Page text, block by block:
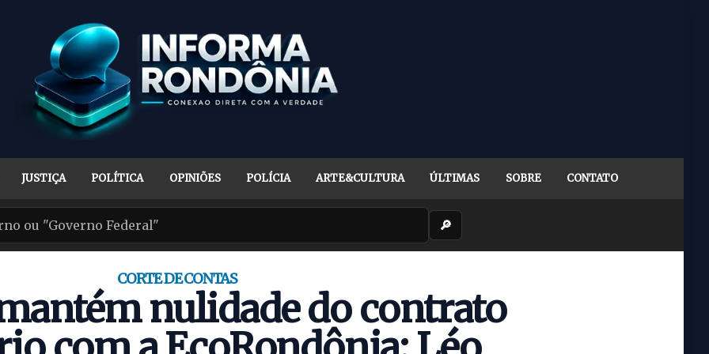
JUSTIÇA POLÍTICA OPINIÕES POLÍCIA ARTE&CULTURA ÚLTIMAS SOBRE CONTATO
🔎
CORTE DE CONTAS
nulidade do contrato